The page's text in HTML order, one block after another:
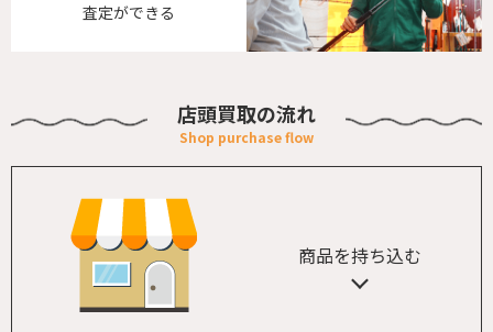
査定ができる
店頭買取の流れ
商品を持ち込む